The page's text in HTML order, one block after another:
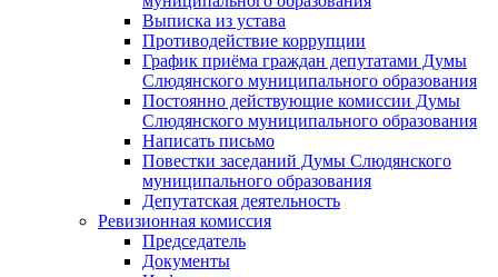
Выписка из устава
Противодействие коррупции
График приёма граждан депутатами Думы
Слюдянского муниципального образования
Постоянно действующие комиссии Думы
Слюдянского муниципального образования
Написать письмо
Повестки заседаний Думы Слюдянского
муниципального образования
Депутатская деятельность
Ревизионная комиссия
Председатель
Документы